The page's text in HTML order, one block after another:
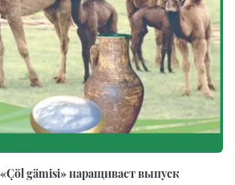
gämisi» наращивает выпуск